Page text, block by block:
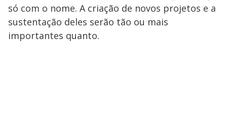
só com o nome. A criação de novos projetos e a
sustentação deles serão tão ou mais
importantes quanto.